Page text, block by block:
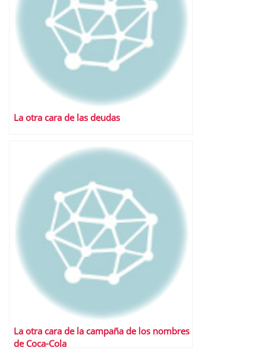
La otra cara de las deudas
La otra cara de la campaña de los nombres
de Coca-Cola